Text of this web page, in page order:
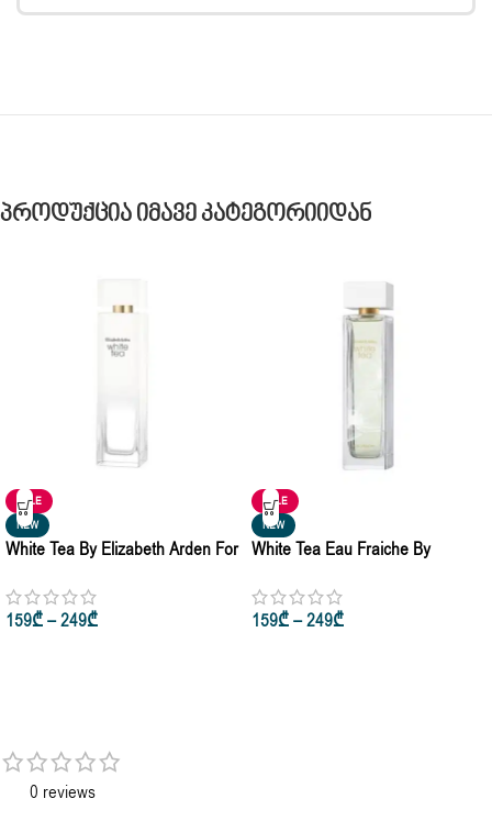
Პროდუქცია Იმავე Კატეგორიიდან
SALE
NEW
White Tea By Elizabeth Arden For
50ml • 100ml
159₾–249₾
SALE
NEW
White Tea Eau Fraiche By
30ml • 50ml • 100ml
159₾–249₾
0 reviews